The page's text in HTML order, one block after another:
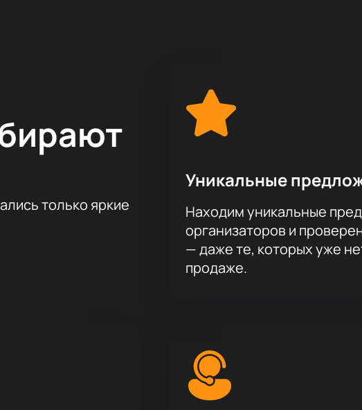
погружает в мир сказочных героев и романтических сюжетов.
— это не только музыкальное и визуальное наслаждение, но и
Илзе Лиепа, народная артистка России, выступает в роли
и мечтания Чайковского. Премьеры номеров от победителей
балет навсегда», добавляют свежие акценты в программу.
бессмертных балетов, купив билеты на нашем сайте. Не упустите
на нашем сайте — это ваш шаг к встрече с
только яркие
Уникальные
Находим уникальные
организаторов и
— даже те, которых уже
продаже.